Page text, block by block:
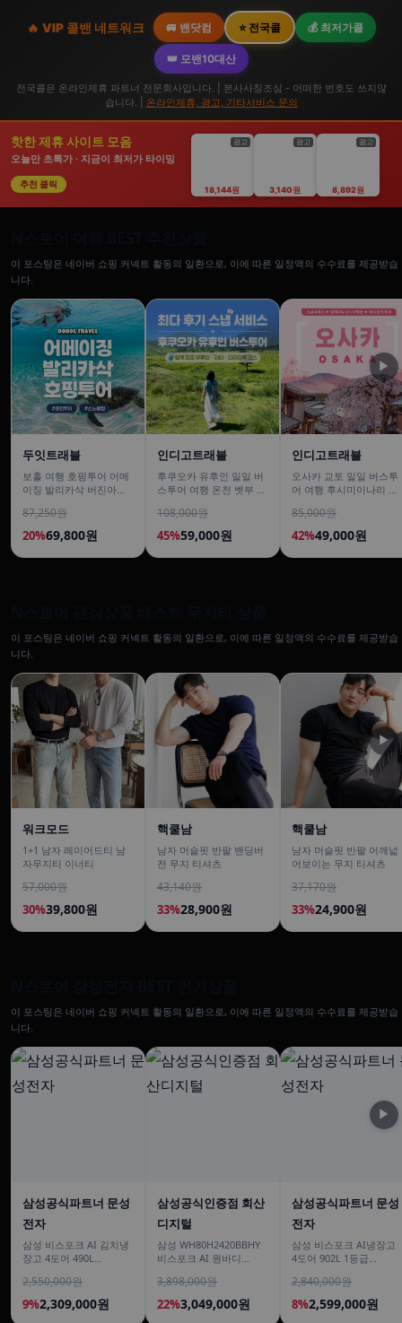
🔥 VIP 콜밴 네트워크 🚐 밴닷컴 ⭐ 전국콜 💰 최저가콜
👑 모밴10대산
전국콜은 온라인제휴 파트너 전문회사입니다. | 본사사칭조심 - 어떠한 번호도 쓰지않
습니다. |
온라인제휴, 광고, 기타서비스 문의
핫한 제휴 사이트 모음
오늘만 초특가 · 지금이 최저가 타이밍
추천 클릭
광고
18,144원
광고
3,140원
광고
8,892원
이 포스팅은 네이버 쇼핑 커넥트 활동의 일환으로, 이에 따른 일정액의 수수료를 제공받습
니다.
두잇트래블
보홀 여행 호핑투어 어메
이징 발리카삭 버진아일
랍 포함
87,250원
20%69,800원
인디고트래블
후쿠오카 유후인 일일 버
스투어 여행 온천 벳부 유
108,000원
45%59,000원
인디고트래블
오사카 교토 일일 버스투
어 여행 후시미이나리 아
철학의길
85,000원
42%49,000원
▶
이 포스팅은 네이버 쇼핑 커넥트 활동의 일환으로, 이에 따른 일정액의 수수료를 제공받습
니다.
워크모드
1+1 남자 레이어드티 남
자무지티 이너티
57,000원
30%39,800원
핵쿨남
남자 머슬핏 반팔 밴딩버
전 무지 티셔츠
43,140원
33%28,900원
핵쿨남
남자 머슬핏 반팔 어깨넓
어보이는 무지 티셔츠
37,170원
33%24,900원
▶
이 포스팅은 네이버 쇼핑 커넥트 활동의 일환으로, 이에 따른 일정액의 수수료를 제공받습
니다.
삼성공식파트너 문성
전자
삼성 비스포크 AI 김치냉
장고 4도어 490L
이트 유산균아삭 숙성모
드
2,550,000원
9%2,309,000원
삼성공식인증점 회산
디지털
삼성 WH80H2420BBHY
비스포크 AI 원바디
입 1등급
3,898,000원
22%3,049,000원
삼성공식파트너 문성
전자
삼성 비스포크 AI냉장고
4도어 902L 1등급
화이트 푸드쇼케이스
2,840,000원
8%2,599,000원
▶